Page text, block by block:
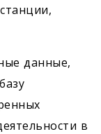
данные,
в